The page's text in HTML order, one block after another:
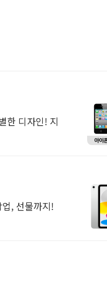
한 디자인! 지
, 선물까지!